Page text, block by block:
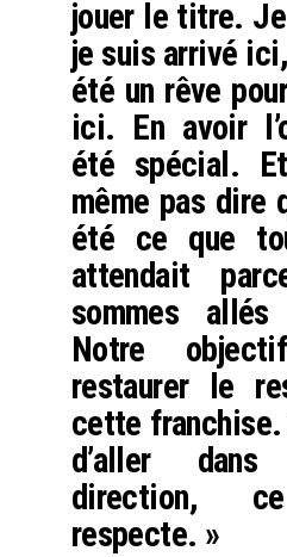
jouer le titre. Je
je suis arrivé
été un rêve
ici. En avoir
été spécial.
même pas dire
été ce que
attendait
sommes
Notre
restaurer le
cette
d’aller
direction,
respecte. »